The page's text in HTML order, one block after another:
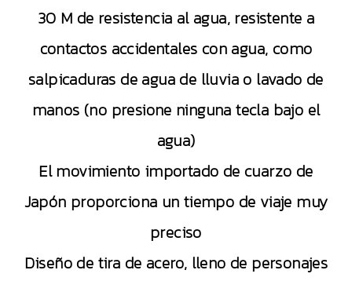
30 M de resistencia al agua, resistente a
contactos accidentales con agua, como
salpicaduras de agua de lluvia o lavado de
manos (no presione ninguna tecla bajo el
agua)
El movimiento importado de cuarzo de
Japón proporciona un tiempo de viaje muy
preciso
Diseño de tira de acero, lleno de personajes